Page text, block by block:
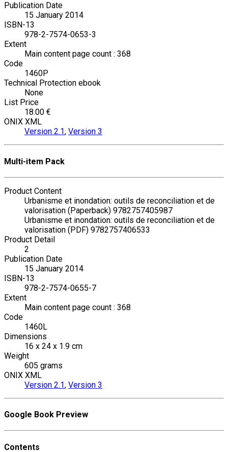
Publication Date
15 January 2014
ISBN-13
978-2-7574-0653-3
Extent
Main content page count : 368
Code
1460P
Technical Protection ebook
None
List Price
18.00 €
ONIX XML
Version 2.1, Version 3
Multi-item Pack
Product Content
Urbanisme et inondation: outils de reconciliation et de
valorisation (Paperback) 9782757405987
Urbanisme et inondation: outils de reconciliation et de
valorisation (PDF) 9782757406533
Product Detail
2
Publication Date
15 January 2014
ISBN-13
978-2-7574-0655-7
Extent
Main content page count : 368
Code
1460L
Dimensions
16 x 24 x 1.9 cm
Weight
605 grams
ONIX XML
Version 2.1, Version 3
Google Book Preview
Contents